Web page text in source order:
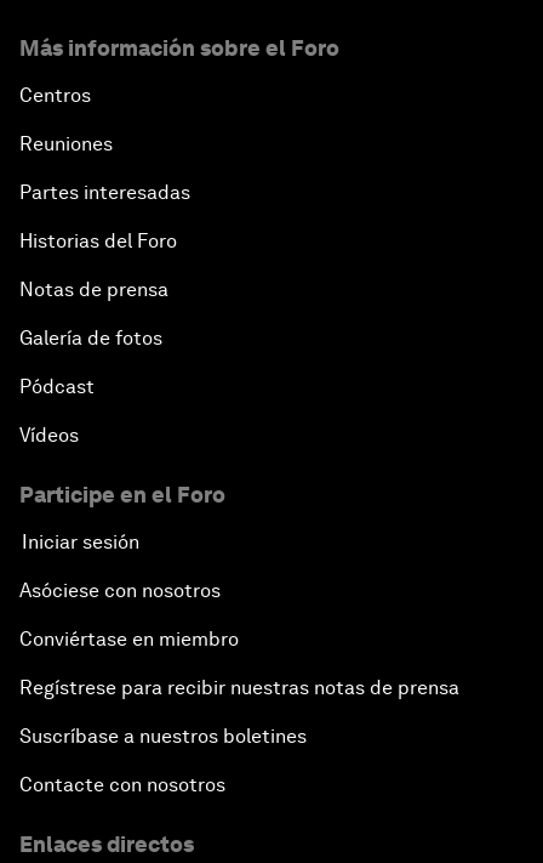
Más información sobre el Foro
Centros
Reuniones
Partes interesadas
Historias del Foro
Notas de prensa
Galería de fotos
Pódcast
Vídeos
Participe en el Foro
Iniciar sesión
Asóciese con nosotros
Conviértase en miembro
Regístrese para recibir nuestras notas de prensa
Suscríbase a nuestros boletines
Contacte con nosotros
Enlaces directos